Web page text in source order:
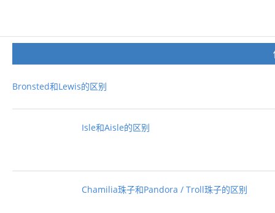
Bronsted和Lewis的区别
Isle和Aisle的区别
Chamilia珠子和Pandora / Troll珠子的区别